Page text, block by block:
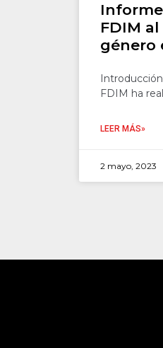
FDIM
género
FDIM ha
LEER MÁS»
2 mayo, 2023